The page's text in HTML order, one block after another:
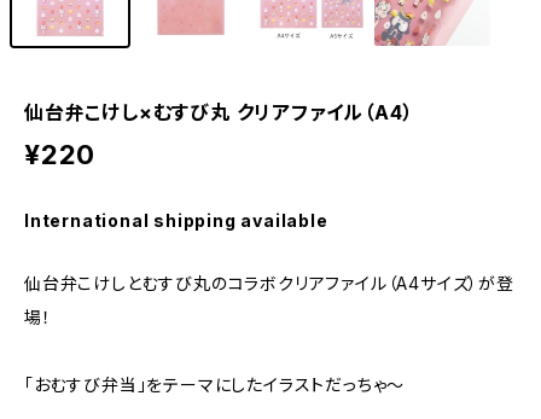
仙台弁こけし×むすび丸 クリアファイル（A4）
¥220
International shipping available
仙台弁こけしとむすび丸のコラボクリアファイル（A4サイズ）が登
場！
「おむすび弁当」をテーマにしたイラストだっちゃ〜